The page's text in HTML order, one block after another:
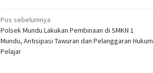
Navigasi
pos
Pos sebelumnya
Polsek Mundu Lakukan Pembinaan di SMKN 1
Mundu, Antisipasi Tawuran dan Pelanggaran Hukum
Pelajar